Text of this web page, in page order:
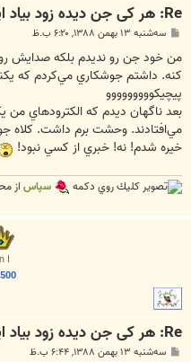
Re: هر کی جن دیده زود بیاد اینجا!!!!!!!!!!!!!!!!!!!
پ
ت
سه‌شنبه ۱۳ بهمن ۱۳۸۸, ۶:۲۰ ب.ظ
من خود جن رو نديدم بلكه صدايش
كنه. داشتم جوشكاري مي‌كردم كه
پيچيكووووووووو
بعد ناگهان ديدم كه الكترودهاي
مي‌افتادند. وحشت برم داشت. كلاه
خيره شدم! نه! خبري از كسي نبود!
كليك روي دكمه سپاساز
I
Re: هر کی جن دیده زود بیاد اینجا!!!!!!!!!!!!!!!!!!!
پ سه‌شنبه ۱۳ بهمن ۱۳۸۸, ۶:۴۴ ب.ظ